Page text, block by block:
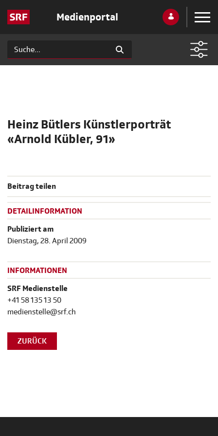
Medienportal
Heinz Bütlers Künstlerporträt
«Arnold Kübler, 91»
Beitrag teilen
DETAILINFORMATION
Publiziert am
Dienstag, 28. April 2009
INFORMATIONEN
SRF Medienstelle
+41 58 135 13 50
medienstelle@srf.ch
ZURÜCK